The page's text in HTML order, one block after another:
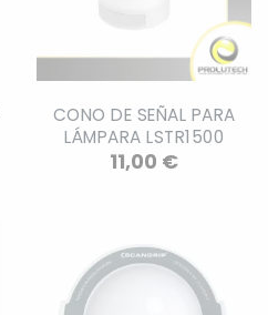
CONO DE SEÑAL PARA
LÁMPARA LSTR1500
11,00 €Precio